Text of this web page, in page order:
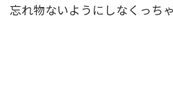
忘れ物ないようにしなくっちゃ